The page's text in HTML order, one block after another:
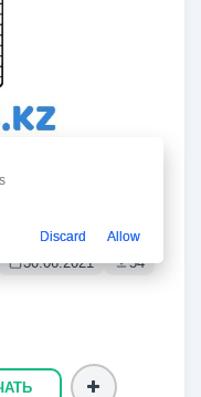
30.06.2021 54
Discard Allow